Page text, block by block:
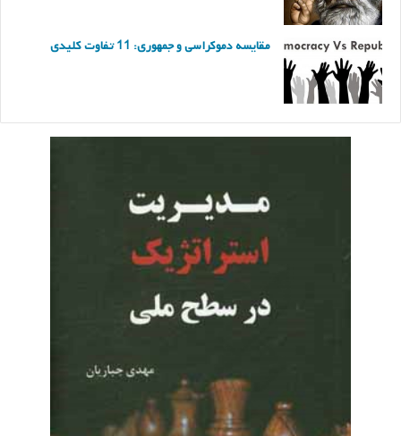
مقایسه دموکراسی و جمهوری: 11 تفاوت کلیدی